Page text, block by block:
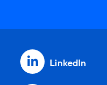
LinkedIn